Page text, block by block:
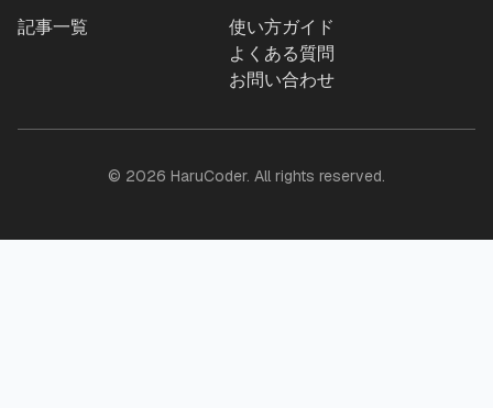
記事一覧
使い方ガイド
よくある質問
お問い合わせ
© 2026 HaruCoder. All rights reserved.